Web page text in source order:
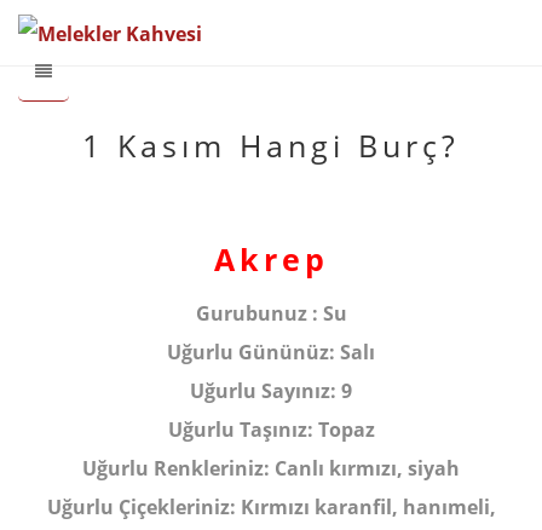
1 Kasım Hangi Burç?
Akrep
Gurubunuz : Su
Uğurlu Gününüz: Salı
Uğurlu Sayınız: 9
Uğurlu Taşınız: Topaz
Uğurlu Renkleriniz: Canlı kırmızı, siyah
Uğurlu Çiçekleriniz: Kırmızı karanfil, hanımeli,